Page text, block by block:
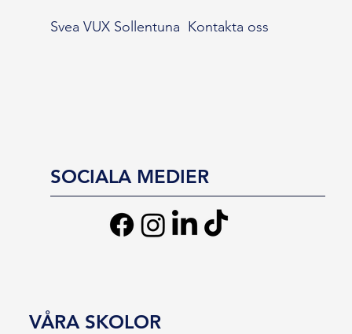
Svea VUX Sollentuna Kontakta oss
SOCIALA MEDIER
VÅRA SKOLOR